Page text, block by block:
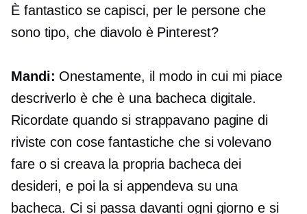
È fantastico se capisci, per le persone che
sono tipo, che diavolo è Pinterest?
Mandi: Onestamente, il modo in cui mi piace
descriverlo è che è una bacheca digitale.
Ricordate quando si strappavano pagine di
riviste con cose fantastiche che si volevano
fare o si creava la propria bacheca dei
desideri, e poi la si appendeva su una
bacheca. Ci si passa davanti ogni giorno e si